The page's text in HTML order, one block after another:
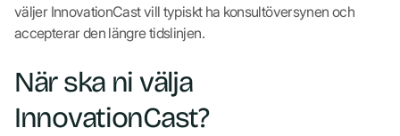
väljer InnovationCast vill typiskt ha konsultöversynen och
accepterar den längre tidslinjen.
När ska ni välja
InnovationCast?